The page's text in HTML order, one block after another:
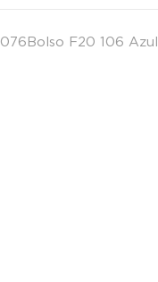
076Bolso F20 106